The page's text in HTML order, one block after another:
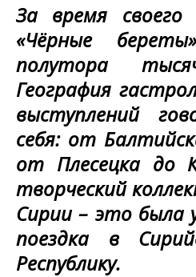
За время своего
«Чёрные
полутора
География
выступлений
себя: от
от Плесецка до
творческий
Сирии – это была
поездка в
Республику.